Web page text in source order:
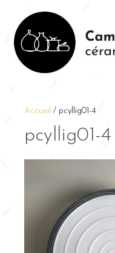
Accueil / pcyllig01-4
pcyllig01-4